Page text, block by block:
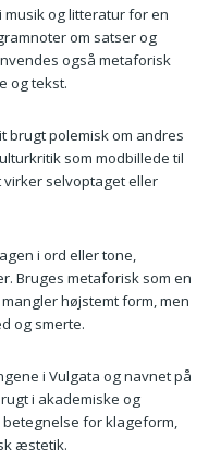
musik og litteratur for en
om satser og
også metaforisk
og tekst.
brugt polemisk om andres
som modbillede til
selvoptaget eller
i ord eller tone,
Bruges metaforisk som en
højstemt form, men
og smerte.
i Vulgata og navnet på
i akademiske og
for klageform,
æstetik.